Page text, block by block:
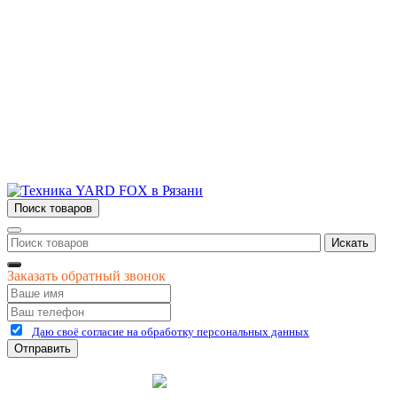
Поиск товаров
Искать
Заказать обратный звонок
Даю своё согласие на обработку персональных данных
Отправить